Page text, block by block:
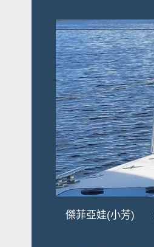
content
傑
傑菲亞娃(小芳)